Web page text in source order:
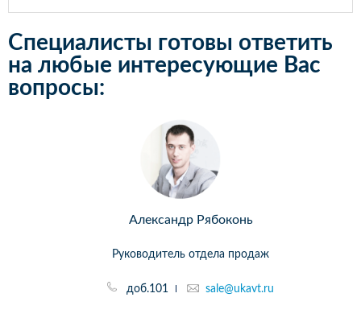
Специалисты готовы ответить
на любые интересующие Вас
вопросы:
Александр Рябоконь
Руководитель отдела продаж
доб.101 sale@ukavt.ru